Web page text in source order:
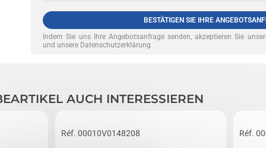
BESTÄTIGEN SIE IHRE
Indem Sie uns Ihre Angebotsanfrage senden, akzeptieren Sie
und unsere Datenschutzerklärung
AUCH INTERESSIEREN
Réf. 00010V0148208 Réf.